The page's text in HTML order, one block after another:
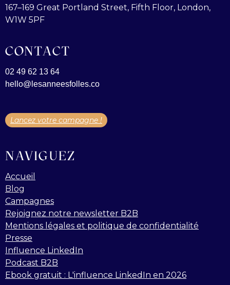
167–169 Great Portland Street, Fifth Floor, London,
W1W 5PF
CONTACT
02 49 62 13 64
hello@lesanneesfolles.co
Lancez votre campagne !
NAVIGUEZ
Accueil
Blog
Campagnes
Rejoignez notre newsletter B2B
Mentions légales et politique de confidentialité
Presse
Influence LinkedIn
Podcast B2B
Ebook gratuit : L'influence LinkedIn en 2026